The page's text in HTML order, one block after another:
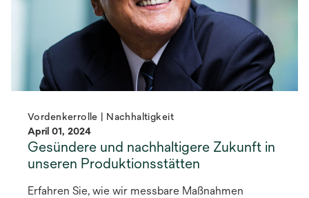
Vordenkerrolle | Nachhaltigkeit
April 01, 2024
Gesündere und nachhaltigere Zukunft in
unseren Produktionsstätten
Erfahren Sie, wie wir messbare Maßnahmen